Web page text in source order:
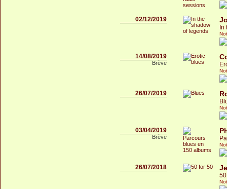
02/12/2019
14/08/2019
Brève
26/07/2019
03/04/2019
Brève
26/07/2018